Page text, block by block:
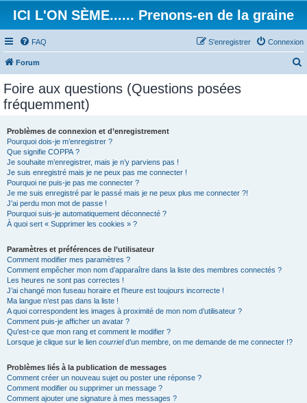
ICI L'ON SÈME...... Prenons-en de la graine
FAQ Connexion
S’enregistrer
Forum
Foire aux questions (Questions posées
fréquemment)
Problèmes de connexion et d’enregistrement
Pourquoi dois-je m’enregistrer ?
Que signifie COPPA ?
Je souhaite m’enregistrer, mais je n’y parviens pas !
Je suis enregistré mais je ne peux pas me connecter !
Pourquoi ne puis-je pas me connecter ?
Je me suis enregistré par le passé mais je ne peux plus me connecter ?!
J’ai perdu mon mot de passe !
Pourquoi suis-je automatiquement déconnecté ?
À quoi sert « Supprimer les cookies » ?
Paramètres et préférences de l’utilisateur
Comment modifier mes paramètres ?
Comment empêcher mon nom d’apparaître dans la liste des membres connectés ?
Les heures ne sont pas correctes !
J’ai changé mon fuseau horaire et l’heure est toujours incorrecte !
Ma langue n’est pas dans la liste !
A quoi correspondent les images à proximité de mon nom d’utilisateur ?
Comment puis-je afficher un avatar ?
Qu’est-ce que mon rang et comment le modifier ?
Lorsque je clique sur le lien courrield’un membre, on me demande de me connecter !?
Problèmes liés à la publication de messages
Comment créer un nouveau sujet ou poster une réponse ?
Comment modifier ou supprimer un message ?
Comment ajouter une signature à mes messages ?